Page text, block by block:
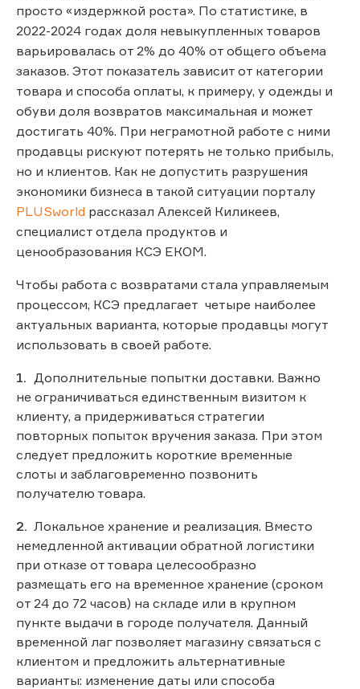
просто «издержкой роста». По статистике, в
2022-2024 годах доля невыкупленных товаров
варьировалась от 2% до 40% от общего объема
заказов. Этот показатель зависит от категории
товара и способа оплаты, к примеру, у одежды и
обуви доля возвратов максимальная и может
достигать 40%. При неграмотной работе с ними
продавцы рискуют потерять не только прибыль,
но и клиентов. Как не допустить разрушения
экономики бизнеса в такой ситуации порталу
PLUSworld рассказал Алексей Киликеев,
специалист отдела продуктов и
ценообразования КСЭ ЕКОМ.
Чтобы работа с возвратами стала управляемым
процессом, КСЭ предлагает четыре наиболее
актуальных варианта, которые продавцы могут
использовать в своей работе.
Дополнительные попытки доставки. Важно
не ограничиваться единственным визитом к
клиенту, а придерживаться стратегии
повторных попыток вручения заказа. При этом
следует предложить короткие временные
слоты и заблаговременно позвонить
получателю товара.
Локальное хранение и реализация. Вместо
немедленной активации обратной логистики
при отказе от товара целесообразно
размещать его на временное хранение (сроком
от 24 до 72 часов) на складе или в крупном
пункте выдачи в городе получателя. Данный
временной лаг позволяет магазину связаться с
клиентом и предложить альтернативные
варианты: изменение даты или способа